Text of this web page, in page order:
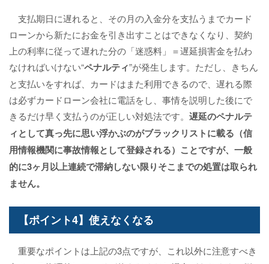
支払期日に遅れると、その月の入金分を支払うまでカード
ローンから新たにお金を引き出すことはできなくなり、契約
上の利率に従って遅れた分の「迷惑料」＝遅延損害金を払わ
なければいけない“ペナルティ”が発生します。ただし、きちん
と支払いをすれば、カードはまた利用できるので、遅れる際
は必ずカードローン会社に電話をし、事情を説明した後にで
きるだけ早く支払うのが正しい対処法です。 遅延のペナルテ
ィとして真っ先に思い浮かぶのがブラックリストに載る（信
用情報機関に事故情報として登録される）ことですが、一般
的に3ヶ月以上連続で滞納しない限りそこまでの処置は取られ
ません。
【ポイント4】使えなくなる
重要なポイントは上記の3点ですが、これ以外に注意すべき